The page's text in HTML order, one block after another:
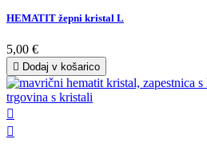
HEMATIT žepni kristal L
5,00 €
 Dodaj v košarico

